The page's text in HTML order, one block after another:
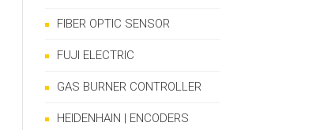
FIBER OPTIC SENSOR
FUJI ELECTRIC
GAS BURNER CONTROLLER
HEIDENHAIN | ENCODERS